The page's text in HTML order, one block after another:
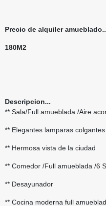
Precio de alquiler
180M2
Descripcion...
** Sala/Full amueblada /Aire
** Elegantes lamparas
** Hermosa vista de la ciudad
** Comedor /Full amueblada /6
** Desayunador
** Cocina moderna full